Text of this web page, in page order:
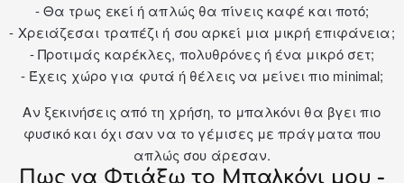
- Θα τρως εκεί ή απλώς θα πίνεις καφέ και ποτό;
- Χρειάζεσαι τραπέζι ή σου αρκεί μια μικρή επιφάνεια;
- Προτιμάς καρέκλες, πολυθρόνες ή ένα μικρό σετ;
- Έχεις χώρο για φυτά ή θέλεις να μείνει πιο minimal;
Αν ξεκινήσεις από τη χρήση, το μπαλκόνι θα βγει πιο
φυσικό και όχι σαν να το γέμισες με πράγματα που
απλώς σου άρεσαν.
Πως να Φτιάξω το Μπαλκόνι μου -